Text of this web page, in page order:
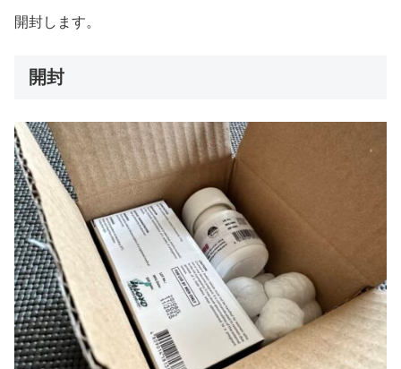
開封します。
開封